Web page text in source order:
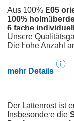
Aus 100% E05
100%
6 fache
Unsere
Die hohe Anzahl
mehr Details
Der Lattenrost ist
Insbesondere die